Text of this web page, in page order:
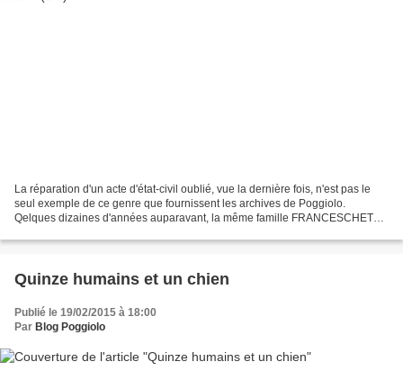
La réparation d'un acte d'état-civil oublié, vue la dernière fois, n'est pas le
seul exemple de ce genre que fournissent les archives de Poggiolo.
Qelques dizaines d'années auparavant, la même famille FRANCESCHETTI
Quinze humains et un chien
Publié le 19/02/2015 à 18:00
Par Blog Poggiolo